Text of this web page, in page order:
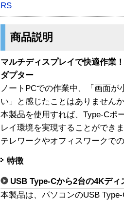
RS
商品説明
マルチディスプレイで快適作業
ダプター
ノートPCでの作業中、「画面
い」と感じたことはありません
本製品を使用すれば、Type-Cポ
レイ環境を実現することができ
テレワークやオフィスワークで
特徴
USB Type-Cから2台の4Kデ
本製品は、パソコンのUSB